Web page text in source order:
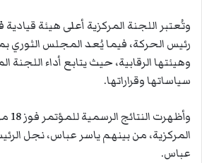
وتُعتبر اللجنة المركزية أعلى هيئة قيادية
رئيس الحركة، فيما يُعد المجلس الثوري
وهيئتها الرقابية، حيث يتابع أداء اللجنة
سياساتها وقراراتها.
المركزية، من بينهم ياسر عباس، نجل
عباس.